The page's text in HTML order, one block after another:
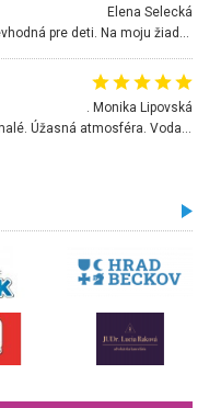
Elena Selecká
Kútik výborný, ale hlučná hudba úplne nevhodná pre deti. Na moju žiadosť o aspoň sušenie nereagovali.
. Monika Lipovská